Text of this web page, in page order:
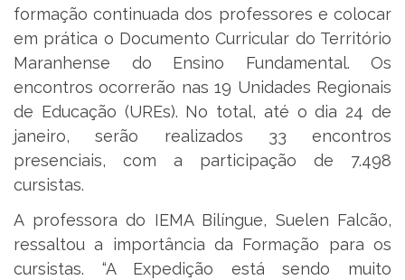
formação continuada dos professores e colocar
em prática o Documento Curricular do Território
Maranhense do Ensino Fundamental. Os
encontros ocorrerão nas 19 Unidades Regionais
de Educação (UREs). No total, até o dia 24 de
janeiro, serão realizados 33 encontros
presenciais, com a participação de 7.498
cursistas.
A professora do IEMA Bilíngue, Suelen Falcão,
ressaltou a importância da Formação para os
cursistas. “A Expedição está sendo muito